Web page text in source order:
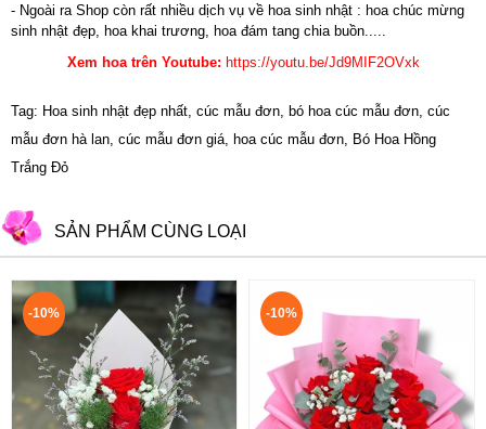
- Ngoài ra Shop còn rất nhiều dịch vụ về hoa sinh nhật : hoa chúc mừng
sinh nhật đẹp,
hoa khai trương
hoa đám tang chia buồn.....
Xem hoa trên Youtube: https://youtu.be/Jd9MIF2OVxk
Tag: Hoa sinh nhật đẹp nhất, cúc mẫu đơn, bó hoa cúc mẫu đơn, cúc
mẫu đơn hà lan, cúc mẫu đơn giá, hoa cúc mẫu đơn, Bó Hoa Hồng
Trắng Đỏ
SẢN PHẨM CÙNG LOẠI
-10% -10%